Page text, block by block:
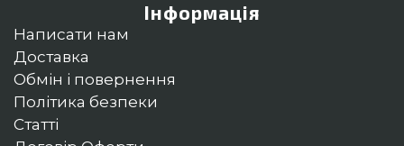
Інформація
Написати нам
Доставка
Обмін і повернення
Політика безпеки
Статті